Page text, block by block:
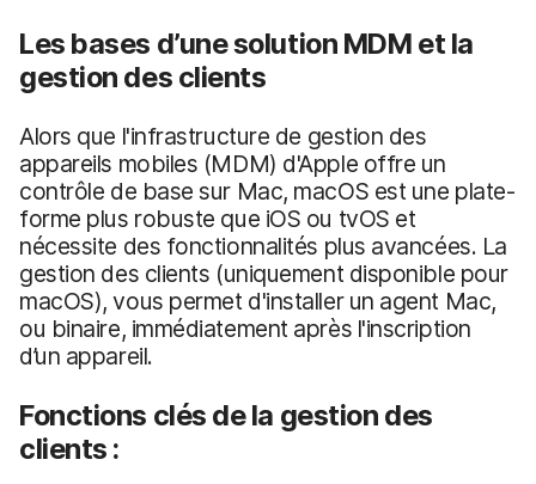
Les bases d’une solution MDM et la
gestion des clients
Alors que l'infrastructure de gestion des
appareils mobiles (MDM) d'Apple offre un
contrôle de base sur Mac, macOS est une plate-
forme plus robuste que iOS ou tvOS et
nécessite des fonctionnalités plus avancées. La
gestion des clients (uniquement disponible pour
macOS), vous permet d'installer un agent Mac,
ou binaire, immédiatement après l'inscription
d’un appareil.
Fonctions clés de la gestion des
clients :